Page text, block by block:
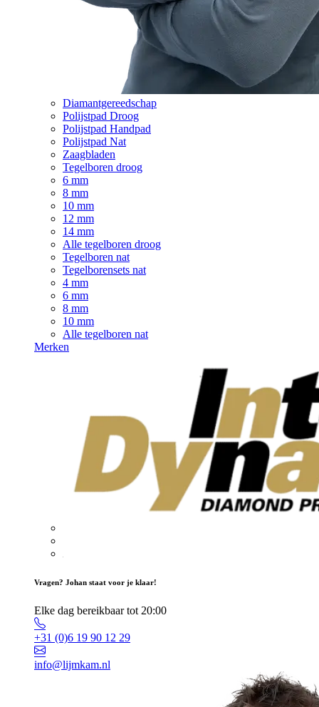
Diamantgereedschap
Polijstpad Droog
Polijstpad Handpad
Polijstpad Nat
Zaagbladen
Tegelboren droog
6 mm
8 mm
10 mm
12 mm
14 mm
Alle tegelboren droog
Tegelboren nat
Tegelborensets nat
4 mm
6 mm
8 mm
10 mm
Alle tegelboren nat
Merken
Vragen? Johan staat voor je klaar!
Elke dag bereikbaar tot 20:00
+31 (0)6 19 90 12 29
info@lijmkam.nl